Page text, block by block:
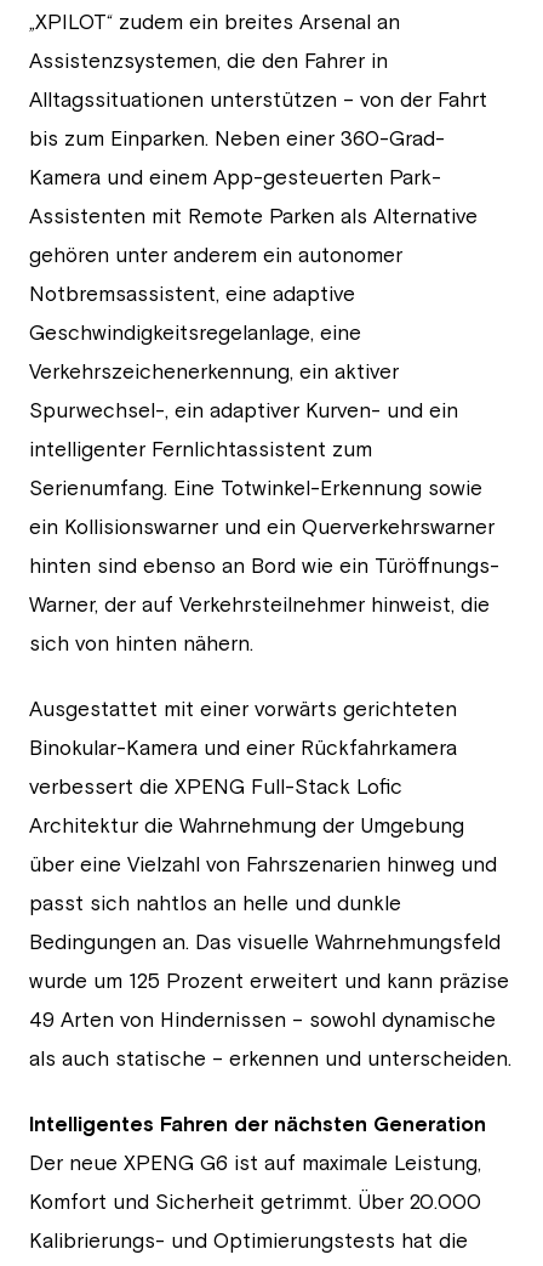
„XPILOT“ zudem ein breites Arsenal an
Assistenzsystemen, die den Fahrer in
Alltagssituationen unterstützen – von der Fahrt
bis zum Einparken. Neben einer 360-Grad-
Kamera und einem App-gesteuerten Park-
Assistenten mit Remote Parken als Alternative
gehören unter anderem ein autonomer
Notbremsassistent, eine adaptive
Geschwindigkeitsregelanlage, eine
Verkehrszeichenerkennung, ein aktiver
Spurwechsel-, ein adaptiver Kurven- und ein
intelligenter Fernlichtassistent zum
Serienumfang. Eine Totwinkel-Erkennung sowie
ein Kollisionswarner und ein Querverkehrswarner
hinten sind ebenso an Bord wie ein Türöffnungs-
Warner, der auf Verkehrsteilnehmer hinweist, die
sich von hinten nähern.
Ausgestattet mit einer vorwärts gerichteten
Binokular-Kamera und einer Rückfahrkamera
verbessert die XPENG Full-Stack Lofic
Architektur die Wahrnehmung der Umgebung
über eine Vielzahl von Fahrszenarien hinweg und
passt sich nahtlos an helle und dunkle
Bedingungen an. Das visuelle Wahrnehmungsfeld
wurde um 125 Prozent erweitert und kann präzise
49 Arten von Hindernissen – sowohl dynamische
als auch statische – erkennen und unterscheiden.
Intelligentes Fahren der nächsten Generation
Der neue XPENG G6 ist auf maximale Leistung,
Komfort und Sicherheit getrimmt. Über 20.000
Kalibrierungs- und Optimierungstests hat die